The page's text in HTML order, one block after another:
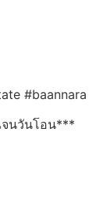
#baannara
นวันโอน***